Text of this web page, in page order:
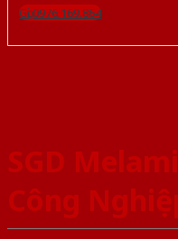
Gọi 0976.169.864
SGD
Công